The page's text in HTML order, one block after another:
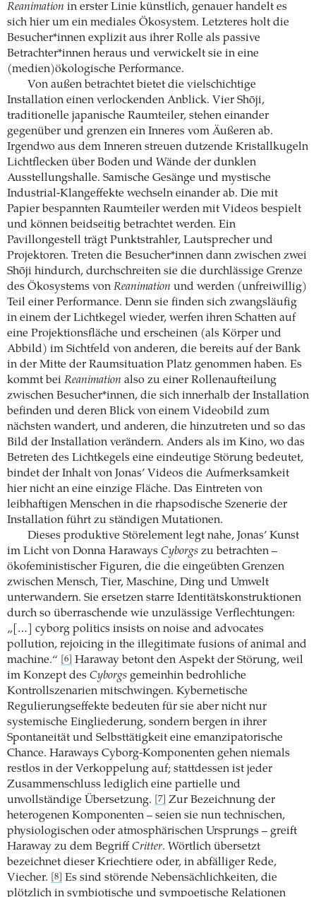
Reanimation in erster Linie künstlich, genauer handelt es
sich hier um ein mediales Ökosystem. Letzteres holt die
Besucher*innen explizit aus ihrer Rolle als passive
Betrachter*innen heraus und verwickelt sie in eine
(medien)ökologische Performance.
Von außen betrachtet bietet die vielschichtige
Installation einen verlockenden Anblick. Vier Shōji,
traditionelle japanische Raumteiler, stehen einander
gegenüber und grenzen ein Inneres vom Äußeren ab.
Irgendwo aus dem Inneren streuen dutzende Kristallkugeln
Lichtflecken über Boden und Wände der dunklen
Ausstellungshalle. Samische Gesänge und mystische
Industrial-Klangeffekte wechseln einander ab. Die mit
Papier bespannten Raumteiler werden mit Videos bespielt
und können beidseitig betrachtet werden. Ein
Pavillongestell trägt Punktstrahler, Lautsprecher und
Projektoren. Treten die Besucher*innen dann zwischen zwei
Shōji hindurch, durchschreiten sie die durchlässige Grenze
des Ökosystems von Reanimation und werden (unfreiwillig)
Teil einer Performance. Denn sie finden sich zwangsläufig
in einem der Lichtkegel wieder, werfen ihren Schatten auf
eine Projektionsfläche und erscheinen (als Körper und
Abbild) im Sichtfeld von anderen, die bereits auf der Bank
in der Mitte der Raumsituation Platz genommen haben. Es
kommt bei Reanimation also zu einer Rollenaufteilung
zwischen Besucher*innen, die sich innerhalb der Installation
befinden und deren Blick von einem Videobild zum
nächsten wandert, und anderen, die hinzutreten und so das
Bild der Installation verändern. Anders als im Kino, wo das
Betreten des Lichtkegels eine eindeutige Störung bedeutet,
bindet der Inhalt von Jonas’ Videos die Aufmerksamkeit
hier nicht an eine einzige Fläche. Das Eintreten von
leibhaftigen Menschen in die rhapsodische Szenerie der
Installation führt zu ständigen Mutationen.
Dieses produktive Störelement legt nahe, Jonas’ Kunst
im Licht von Donna Haraways Cyborgs zu betrachten –
ökofeministischer Figuren, die die eingeübten Grenzen
zwischen Mensch, Tier, Maschine, Ding und Umwelt
unterwandern. Sie ersetzen starre Identitätskonstruktionen
durch so überraschende wie unzulässige Verflechtungen:
„[…] cyborg politics insists on noise and advocates
pollution, rejoicing in the illegitimate fusions of animal and
machine.“
[6]
Haraway betont den Aspekt der Störung, weil
im Konzept des Cyborgs gemeinhin bedrohliche
Kontrollszenarien mitschwingen. Kybernetische
Regulierungseffekte bedeuten für sie aber nicht nur
systemische Eingliederung, sondern bergen in ihrer
Spontaneität und Selbsttätigkeit eine emanzipatorische
Chance. Haraways Cyborg-Komponenten gehen niemals
restlos in der Verkoppelung auf; stattdessen ist jeder
Zusammenschluss lediglich eine partielle und
unvollständige Übersetzung.
[7]
Zur Bezeichnung der
heterogenen Komponenten – seien sie nun technischen,
physiologischen oder atmosphärischen Ursprungs – greift
Haraway zu dem Begriff Critter. Wörtlich übersetzt
bezeichnet dieser Kriechtiere oder, in abfälliger Rede,
Viecher.
[8]
Es sind störende Nebensächlichkeiten, die
plötzlich in symbiotische und sympoetische Relationen